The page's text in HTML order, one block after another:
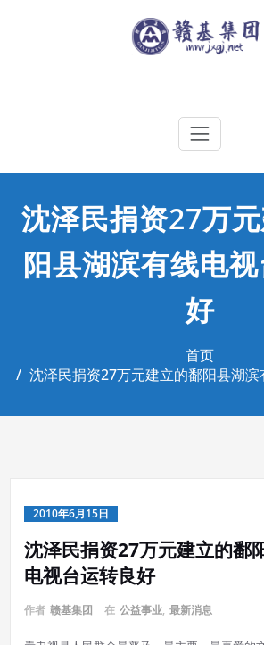
江西赣基集团工程有限
沈泽民捐资27万
阳县湖滨有线电
好
首页
沈泽民捐资27万元建立的鄱阳县湖
2010年6月15日
沈泽民捐资27万元建立的鄱
电视台运转良好
作者 赣基集团 在 公益事业, 最新消息